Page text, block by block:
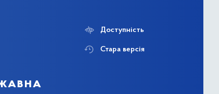
Доступність
Стара версія